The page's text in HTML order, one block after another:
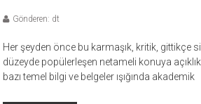
Gönderen: dt
Her şeyden önce bu karmaşık, kritik, gittikçe
düzeyde popülerleşen netameli konuya açıklık
bazı temel bilgi ve belgeler ışığında akademik